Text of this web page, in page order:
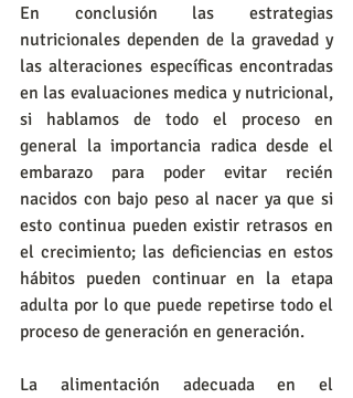
En conclusión las estrategias
nutricionales dependen de la gravedad y
las alteraciones específicas encontradas
en las evaluaciones medica y nutricional,
si hablamos de todo el proceso en
general la importancia radica desde el
embarazo para poder evitar recién
nacidos con bajo peso al nacer ya que si
esto continua pueden existir retrasos en
el crecimiento; las deficiencias en estos
hábitos pueden continuar en la etapa
adulta por lo que puede repetirse todo el
proceso de generación en generación.
La alimentación adecuada en el